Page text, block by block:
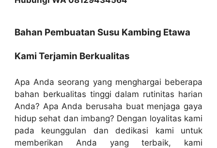
Bahan Pembuatan Susu Kambing Etawa
Kami Terjamin Berkualitas
Apa Anda seorang yang menghargai beberapa
bahan berkualitas tinggi dalam rutinitas harian
Anda? Apa Anda berusaha buat menjaga gaya
hidup sehat dan imbang? Dengan loyalitas kami
pada keunggulan dan dedikasi kami untuk
memberikan Anda yang terbaik, kami